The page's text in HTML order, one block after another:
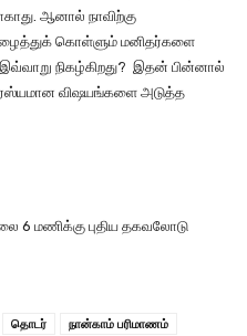
ஆனால் நாவிற்கு
கொள்ளும் மனிதர்களை
இவ்வாறு நிகழ்கிறது? இதன் பின்னால்
விஷயங்களை அடுத்த
6 மணிக்கு புதிய தகவலோடு
தொடர் நான்காம் பரிமாணம்